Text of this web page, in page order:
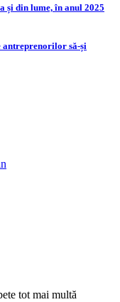
și din lume, în anul 2025
antreprenorilor să-și
tot mai multă